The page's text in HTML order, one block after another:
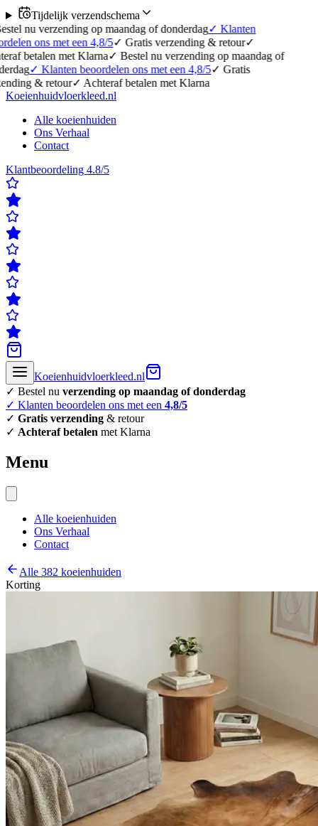
Tijdelijk verzendschema
op maandag of donderdag✓Klanten
een 4,8/5✓Gratis verzending & retour✓
met Klarna ✓Bestel nu verzending op maandag of
beoordelen ons met een 4,8/5✓Gratis
✓ Achteraf betalen met Klarna
Koeienhuidvloerkleed.nl
Alle koeienhuiden
Ons Verhaal
Contact
Klantbeoordeling 4.8/5
Koeienhuidvloerkleed.nl
✓ Bestel nu verzending op maandag of donderdag
✓ Klanten beoordelen ons met een 4,8/5
✓ Gratis verzending & retour
✓ Achteraf betalen met Klarna
Menu
Alle koeienhuiden
Ons Verhaal
Contact
Alle 382 koeienhuiden
Korting